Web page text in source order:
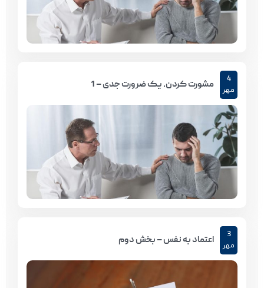
4
مهر
مشورت کردن، یک ضرورت جدی – 1
3
مهر
اعتماد به نفس – بخش دوم